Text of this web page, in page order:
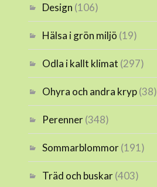
Design (106)
Hälsa i grön miljö (19)
Odla i kallt klimat (297)
Ohyra och andra kryp(38)
Perenner(348)
Sommarblommor(191)
Träd och buskar(403)